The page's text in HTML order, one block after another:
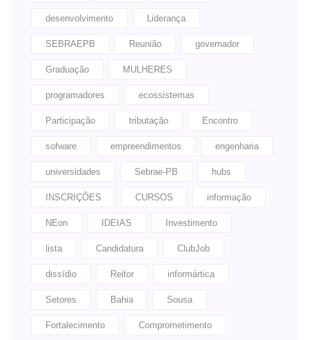
desenvolvimento Liderança
SEBRAEPB Reunião governador
Graduação MULHERES
programadores ecossistemas
Participação tributação Encontro
sofware empreendimentos engenharia
universidades Sebrae-PB hubs
INSCRIÇÕES CURSOS informação
NEon IDEIAS Investimento
lista Candidatura ClubJob
dissídio Reitor informártica
Setores Bahia Sousa
Fortalecimento Comprometimento